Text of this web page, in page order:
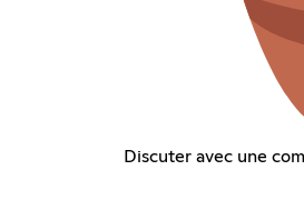
Discuter avec une